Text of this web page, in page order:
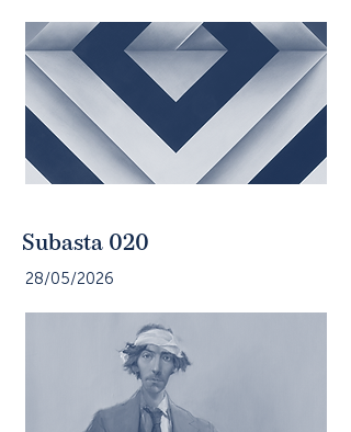
Subasta 020
28/05/2026